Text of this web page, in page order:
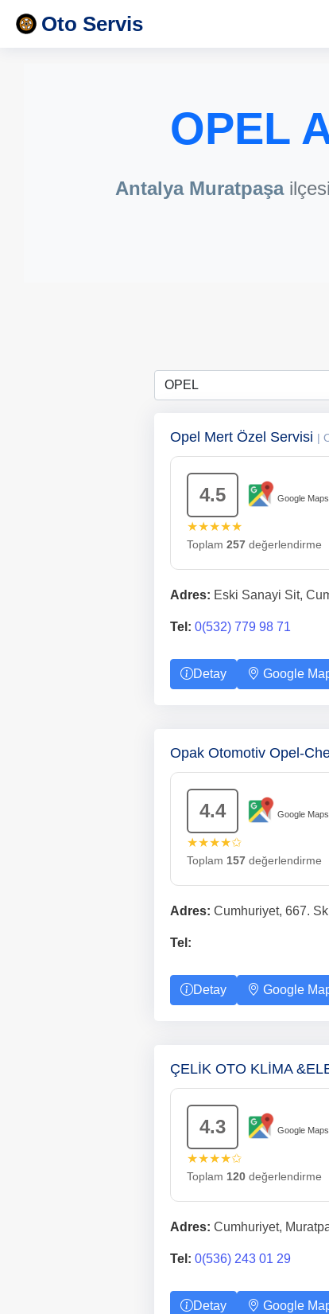
Oto Servis
OPEL
Antalya Muratpaşa
Opel Mert Özel Servisi |
4.5 Google Maps
★★★★★
Toplam 257değerlendirme
Adres: Eski Sanayi Sit,
Tel: 0(532) 779 98 71
Detay Google
Opak Otomotiv Opel-
4.4 Google Maps
★★★★✩
Toplam 157değerlendirme
Adres: Cumhuriyet, 667.
Tel:
Detay Google
ÇELİK OTO KLİMA
4.3 Google Maps
★★★★✩
Toplam 120değerlendirme
Adres: Cumhuriyet,
Tel: 0(536) 243 01 29
Detay Google